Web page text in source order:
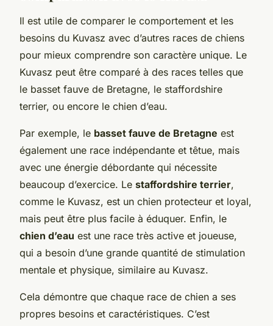
Il est utile de comparer le comportement et les
besoins du Kuvasz avec d’autres races de chiens
pour mieux comprendre son caractère unique. Le
Kuvasz peut être comparé à des races telles que
le basset fauve de Bretagne, le staffordshire
terrier, ou encore le chien d’eau.
Par exemple, le basset fauve de Bretagne est
également une race indépendante et têtue, mais
avec une énergie débordante qui nécessite
beaucoup d’exercice. Le staffordshire terrier,
comme le Kuvasz, est un chien protecteur et loyal,
mais peut être plus facile à éduquer. Enfin, le
chien d’eau est une race très active et joueuse,
qui a besoin d’une grande quantité de stimulation
mentale et physique, similaire au Kuvasz.
Cela démontre que chaque race de chien a ses
propres besoins et caractéristiques. C’est